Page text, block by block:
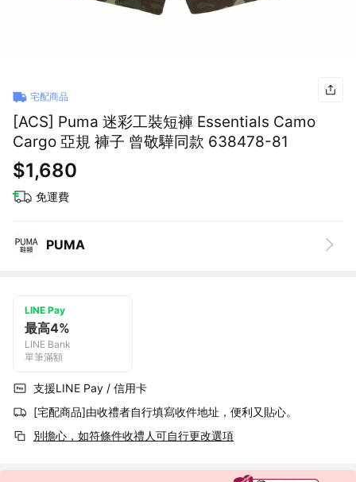
宅配商品
[ACS] Puma 迷彩工裝短褲 Essentials Camo
Cargo 亞規 褲子 曾敬驊同款 638478-81
$1,680
免運費
PUMA
LINE Pay
最高4%
LINE Bank
單筆滿額
支援LINE Pay / 信用卡
[宅配商品]由收禮者自行填寫收件地址，便利又貼心。
別擔心，如符條件收禮人可自行更改選項